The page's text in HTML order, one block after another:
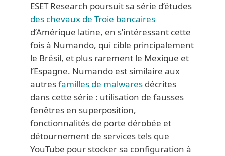
ESET Research poursuit sa série d’études
des chevaux de Troie bancaires
d’Amérique latine, en s’intéressant cette
fois à Numando, qui cible principalement
le Brésil, et plus rarement le Mexique et
l’Espagne. Numando est similaire aux
autresfamilles de malwares décrites
dans cette série : utilisation de fausses
fenêtres en superposition,
fonctionnalités de porte dérobée et
détournement de services tels que
YouTube pour stocker sa configuration à